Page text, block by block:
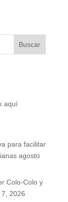
aquí
para facilitar
agosto
Colo-Colo y
2026